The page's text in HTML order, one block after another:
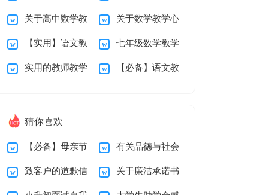
划模板七篇 结锦集十篇
关于高中数学教
学总结锦集六篇
关于数学教学心
得体会模板锦集5篇
【实用】语文教
学心得体会锦集八篇
七年级数学教学
总结锦集十篇
实用的教师教学 【必备】语文教
猜你喜欢
【必备】母亲节
感谢信三篇
有关品德与社会
教学总结汇编十篇
致客户的道歉信 关于廉洁承诺书